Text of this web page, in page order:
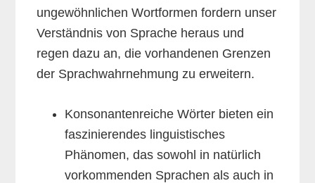
ungewöhnlichen Wortformen fordern unser
Verständnis von Sprache heraus und
regen dazu an, die vorhandenen Grenzen
der Sprachwahrnehmung zu erweitern.
Konsonantenreiche Wörter bieten ein
faszinierendes linguistisches
Phänomen, das sowohl in natürlich
vorkommenden Sprachen als auch in